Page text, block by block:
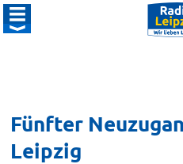
Fünfter
Leipzig